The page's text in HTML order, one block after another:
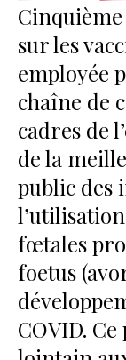
sur les
employée
chaîne de
cadres de
de la
public des
fœtales
foetus
COVID.